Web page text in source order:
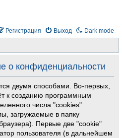
Dark mode
Выход
Регистрация
о конфиденциальности
двумя способами. Во-первых,
к созданию программным
числа "cookies"
загружаемые в папку
Первые две "cookie"
пользователя (в дальнейшем